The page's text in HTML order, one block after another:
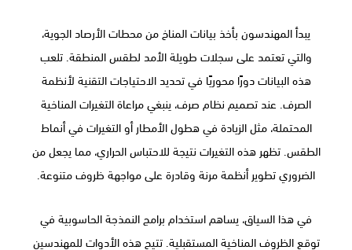
يبدأ المهندسون بأخذ بيانات المناخ من محطات الأرصاد الجوية،
والتي تعتمد على سجلات طويلة الأمد لطقس المنطقة. تلعب
هذه البيانات دورًا محوريًا في تحديد الاحتياجات التقنية لأنظمة
الصرف. عند تصميم نظام صرف، ينبغي مراعاة التغيرات المناخية
المحتملة، مثل الزيادة في هطول الأمطار أو التغيرات في أنماط
الطقس. تظهر هذه التغيرات نتيجة للاحتباس الحراري، مما يجعل من
الضروري تطوير أنظمة مرنة وقادرة على مواجهة ظروف متنوعة.
في هذا السياق، يساهم استخدام برامج النمذجة الحاسوبية في
توقع الظروف المناخية المستقبلية. تتيح هذه الأدوات للمهندسين